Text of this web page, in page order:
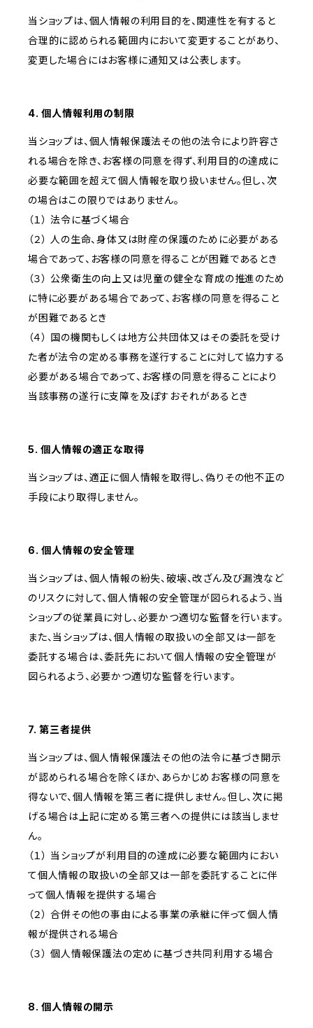
当ショップは、個人情報の利用目的を、関連性を有すると
合理的に認められる範囲内において変更することがあり、
変更した場合にはお客様に通知又は公表します。
4. 個人情報利用の制限
当ショップは、個人情報保護法その他の法令により許容さ
れる場合を除き、お客様の同意を得ず、利用目的の達成に
必要な範囲を超えて個人情報を取り扱いません。但し、次
の場合はこの限りではありません。
（１） 法令に基づく場合
（２） 人の生命、身体又は財産の保護のために必要がある
場合であって、お客様の同意を得ることが困難であるとき
（３） 公衆衛生の向上又は児童の健全な育成の推進のため
に特に必要がある場合であって、お客様の同意を得ること
が困難であるとき
（４） 国の機関もしくは地方公共団体又はその委託を受け
た者が法令の定める事務を遂行することに対して協力する
必要がある場合であって、お客様の同意を得ることにより
当該事務の遂行に支障を及ぼすおそれがあるとき
5. 個人情報の適正な取得
当ショップは、適正に個人情報を取得し、偽りその他不正の
手段により取得しません。
6. 個人情報の安全管理
当ショップは、個人情報の紛失、破壊、改ざん及び漏洩など
のリスクに対して、個人情報の安全管理が図られるよう、当
ショップの従業員に対し、必要かつ適切な監督を行います。
また、当ショップは、個人情報の取扱いの全部又は一部を
委託する場合は、委託先において個人情報の安全管理が
図られるよう、必要かつ適切な監督を行います。
7. 第三者提供
当ショップは、個人情報保護法その他の法令に基づき開示
が認められる場合を除くほか、あらかじめお客様の同意を
得ないで、個人情報を第三者に提供しません。但し、次に掲
げる場合は上記に定める第三者への提供には該当しませ
ん。
（１） 当ショップが利用目的の達成に必要な範囲内におい
て個人情報の取扱いの全部又は一部を委託することに伴
って個人情報を提供する場合
（２） 合併その他の事由による事業の承継に伴って個人情
報が提供される場合
（３） 個人情報保護法の定めに基づき共同利用する場合
8. 個人情報の開示